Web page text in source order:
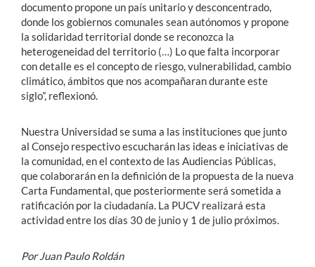
documento propone un país unitario y desconcentrado,
donde los gobiernos comunales sean autónomos y propone
la solidaridad territorial donde se reconozca la
heterogeneidad del territorio (…) Lo que falta incorporar
con detalle es el concepto de riesgo, vulnerabilidad, cambio
climático, ámbitos que nos acompañaran durante este
siglo”, reflexionó.
Nuestra Universidad se suma a las instituciones que junto
al Consejo respectivo escucharán las ideas e iniciativas de
la comunidad, en el contexto de las Audiencias Públicas,
que colaborarán en la definición de la propuesta de la nueva
Carta Fundamental, que posteriormente será sometida a
ratificación por la ciudadanía. La PUCV realizará esta
actividad entre los días 30 de junio y 1 de julio próximos.
Por Juan Paulo Roldán